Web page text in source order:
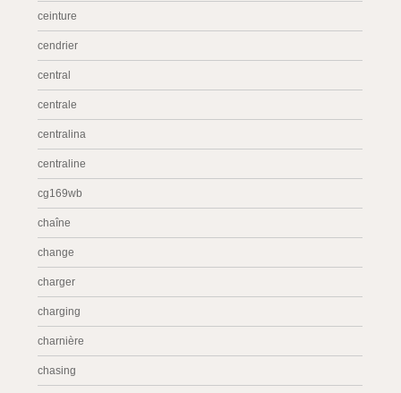
ceinture
cendrier
central
centrale
centralina
centraline
cg169wb
chaîne
change
charger
charging
charnière
chasing